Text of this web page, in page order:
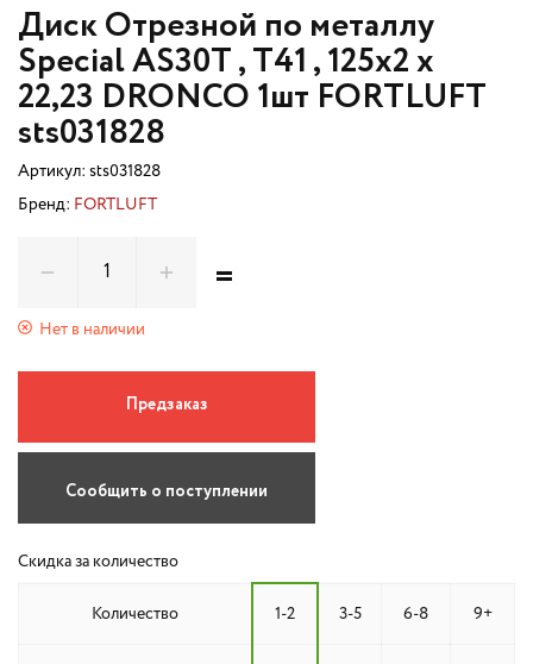
Диск Отрезной по металлу
Special AS30T , T41 , 125х2 x
22,23 DRONCO 1шт FORTLUFT
sts031828
Артикул: sts031828
Бренд: FORTLUFT
Нет в наличии
=
Предзаказ
Сообщить о поступлении
Скидка за количество
Количество 1-2 3-5 6-8 9+